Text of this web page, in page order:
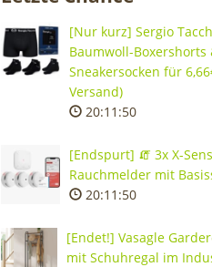
[Nur kurz] Sergio
Baumwoll-Boxershorts
Sneakersocken für
Versand)
20:11:49
[Endspurt] 🧯 3x X-
Rauchmelder mit
20:11:49
[Endet!] Vasagle
mit Schuhregal im